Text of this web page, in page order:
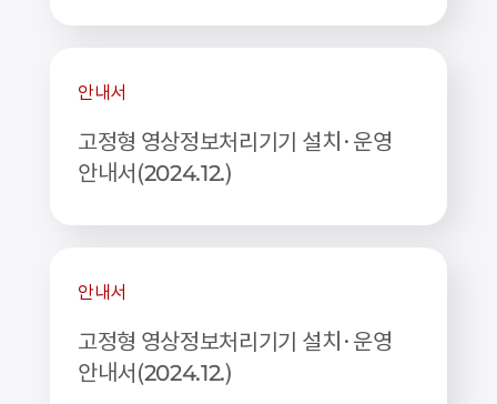
안내서
고정형 영상정보처리기기 설치·운영
안내서(2024.12.)
안내서
고정형 영상정보처리기기 설치·운영
안내서(2024.12.)